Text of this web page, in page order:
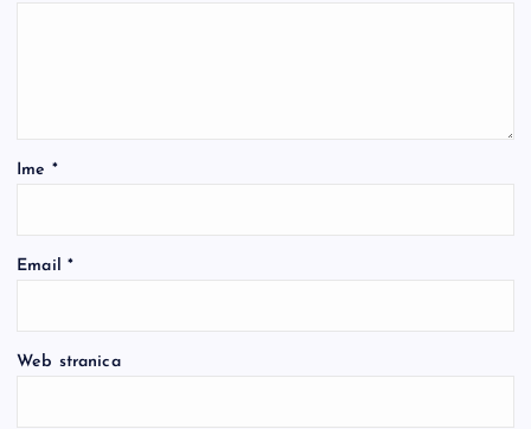
Ime *
Email *
Web stranica